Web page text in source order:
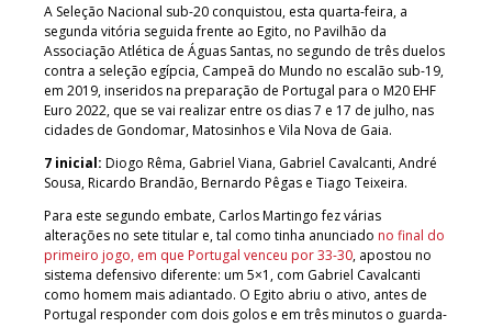
A Seleção Nacional sub-20 conquistou, esta quarta-feira, a
segunda vitória seguida frente ao Egito, no Pavilhão da
Associação Atlética de Águas Santas, no segundo de três duelos
contra a seleção egípcia, Campeã do Mundo no escalão sub-19,
em 2019, inseridos na preparação de Portugal para o M20 EHF
Euro 2022, que se vai realizar entre os dias 7 e 17 de julho, nas
cidades de Gondomar, Matosinhos e Vila Nova de Gaia.
7 inicial: Diogo Rêma, Gabriel Viana, Gabriel Cavalcanti, André
Sousa, Ricardo Brandão, Bernardo Pêgas e Tiago Teixeira.
Para este segundo embate, Carlos Martingo fez várias
alterações no sete titular e, tal como tinha anunciado no final do
primeiro jogo, em que Portugal venceu por 33-30, apostou no
sistema defensivo diferente: um 5×1, com Gabriel Cavalcanti
como homem mais adiantado. O Egito abriu o ativo, antes de
Portugal responder com dois golos e em três minutos o guarda-